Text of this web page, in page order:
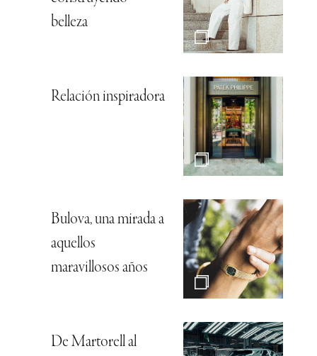
belleza
Relación inspiradora
Bulova, una mirada a
aquellos
maravillosos años
De Martorell al